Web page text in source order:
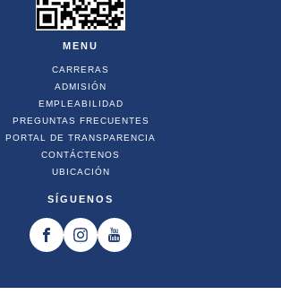
MENU
CARRERAS
ADMISIÓN
EMPLEABILIDAD
PREGUNTAS FRECUENTES
PORTAL DE TRANSPARENCIA
CONTÁCTENOS
UBICACIÓN
SÍGUENOS